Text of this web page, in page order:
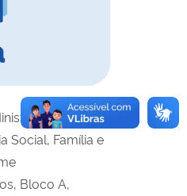
do
Social, Família e
Bloco A,